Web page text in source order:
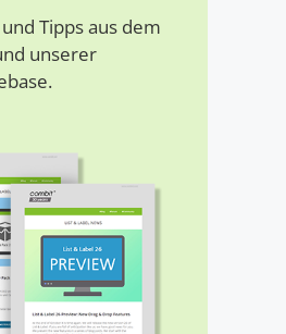
Tipps aus dem
unserer